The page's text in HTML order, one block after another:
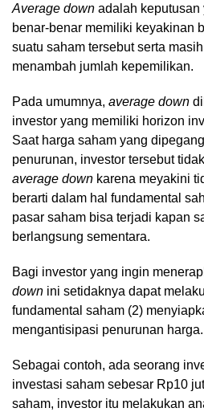
Average down adalah keputusan
benar-benar memiliki keyakinan
suatu saham tersebut serta
menambah jumlah kepemilikan.
Pada umumnya, average down
investor yang memiliki horizon
Saat harga saham yang
penurunan, investor tersebut
average down karena meyakini
berarti dalam hal fundamental
pasar saham bisa terjadi kapan
berlangsung sementara.
Bagi investor yang ingin
down ini setidaknya dapat
fundamental saham (2)
mengantisipasi penurunan harga.
Sebagai contoh, ada seorang
investasi saham sebesar Rp10
saham, investor itu melakukan